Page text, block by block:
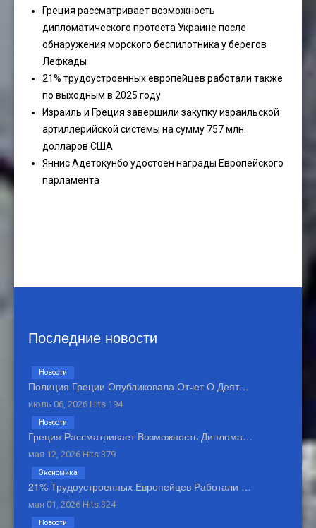
Греция рассматривает возможность
дипломатического протеста Украине после
обнаружения морского беспилотника у берегов
Лефкады
21% трудоустроенных европейцев работали также
по выходным в 2025 году
Израиль и Греция завершили закупку израильской
артиллерийской системы на сумму 757 млн.
долларов США
Яннис Адетокунбо удостоен награды Европейского
парламента
Последние новости
Полиция Греции Опубликовала Отчет О Деят…
июль 06, 2026 Hits:194
Новости
Греция Рассматривает Возможность Диплома…
мая 12, 2026 Hits:379
Новости
21% Трудоустроенных Европейцев Работали …
мая 01, 2026 Hits:324
Экономика
Новости